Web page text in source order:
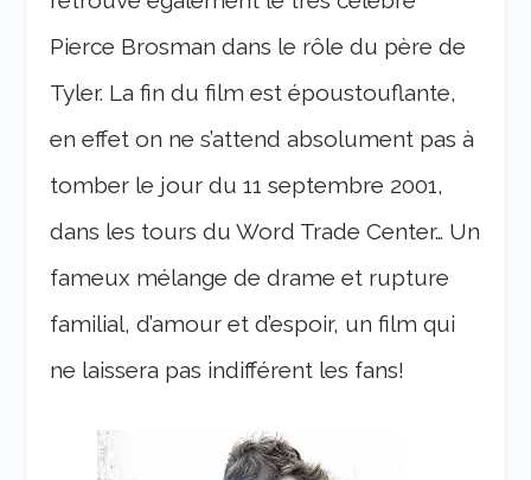
Pierce Brosman dans le rôle du père de
Tyler. La fin du film est époustouflante,
en effet on ne s’attend absolument pas à
tomber le jour du 11 septembre 2001,
dans les tours du Word Trade Center… Un
fameux mélange de drame et rupture
familial, d’amour et d’espoir, un film qui
ne laissera pas indifférent les fans!